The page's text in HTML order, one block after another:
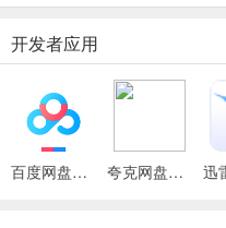
开发者应用
百度网盘绿色免安装Pc电脑版 夸克网盘官方正式版